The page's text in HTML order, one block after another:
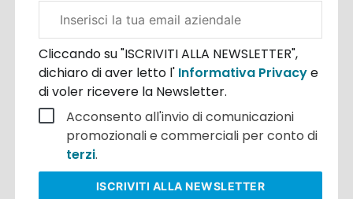
aziendale
Cliccando su "ISCRIVITI ALLA NEWSLETTER",
dichiaro di aver letto l' Informativa Privacye
di voler ricevere la Newsletter.
Acconsento all'invio di comunicazioni
promozionali e commerciali per conto di
terzi.
ISCRIVITI ALLA NEWSLETTER